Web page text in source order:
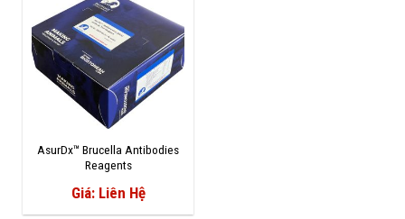
AsurDx™ Brucella Antibodies
Reagents
Giá: Liên Hệ